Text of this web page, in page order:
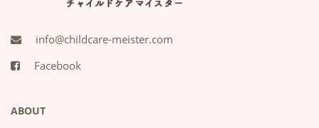
info@childcare-meister.com
Facebook
ABOUT